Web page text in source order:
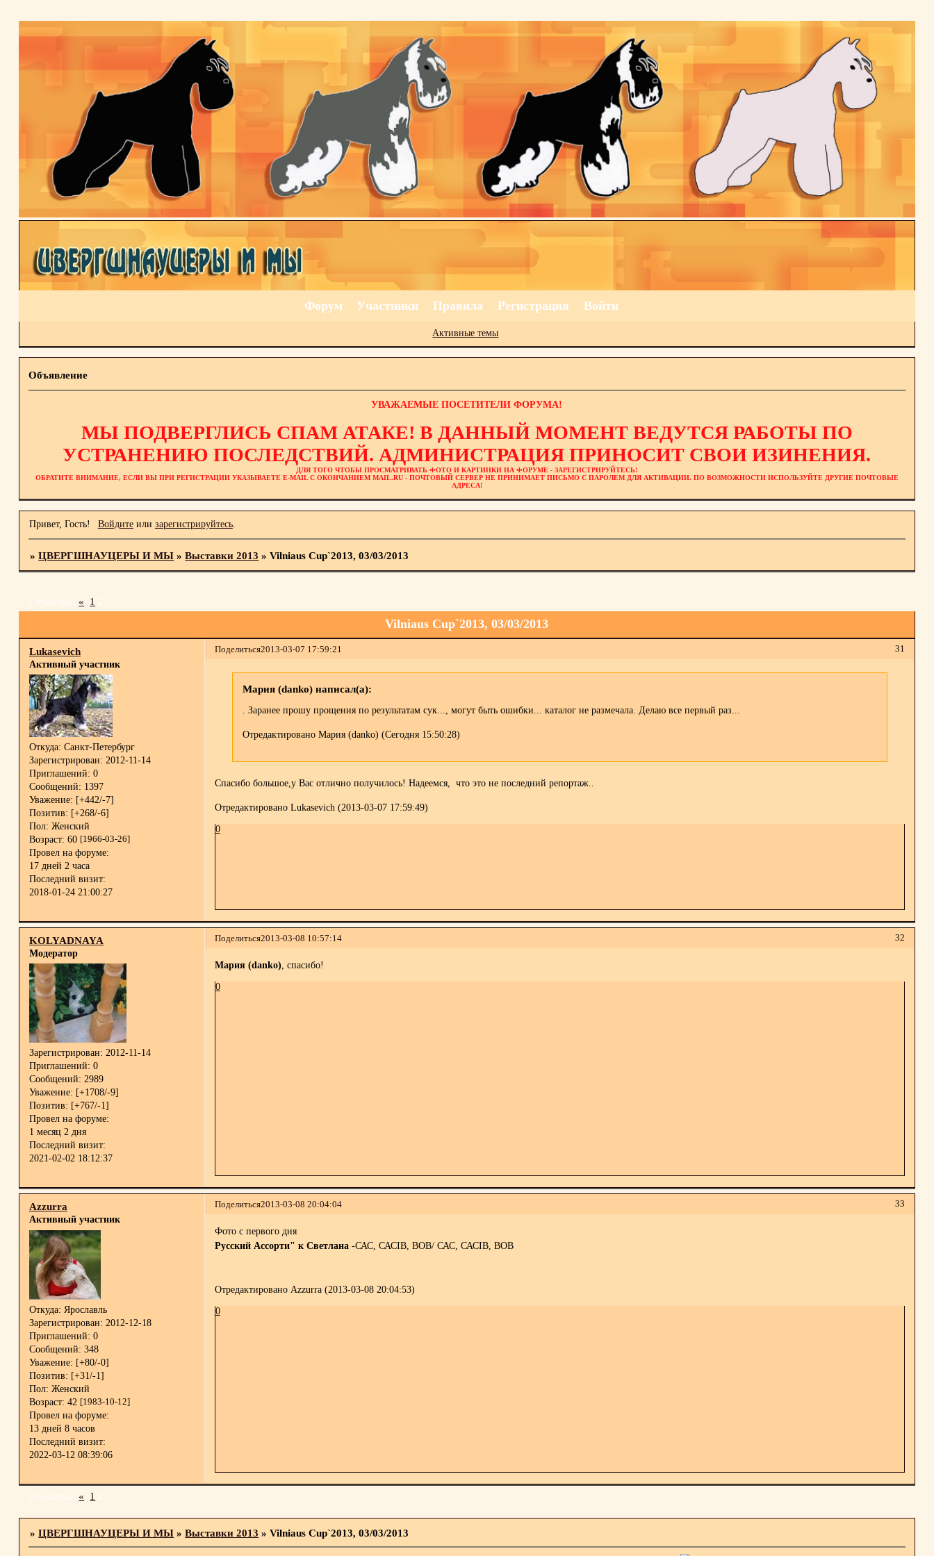
Форум Участники Правила Регистрация Войти
Активные темы
Объявление
УВАЖАЕМЫЕ ПОСЕТИТЕЛИ ФОРУМА!
МЫ ПОДВЕРГЛИСЬ СПАМ АТАКЕ! В ДАННЫЙ МОМЕНТ ВЕДУТСЯ РАБОТЫ ПО
УСТРАНЕНИЮ ПОСЛЕДСТВИЙ. АДМИНИСТРАЦИЯ ПРИНОСИТ СВОИ ИЗИНЕНИЯ.
ДЛЯ ТОГО ЧТОБЫ ПРОСМАТРИВАТЬ ФОТО И КАРТИНКИ НА ФОРУМЕ - ЗАРЕГИСТРИРУЙТЕСЬ!
ОБРАТИТЕ ВНИМАНИЕ, ЕСЛИ ВЫ ПРИ РЕГИСТРАЦИИ УКАЗЫВАЕТЕ E-MAIL С ОКОНЧАНИЕМ MAIL.RU - ПОЧТОВЫЙ СЕРВЕР НЕ ПРИНИМАЕТ ПИСЬМО С ПАРОЛЕМ ДЛЯ АКТИВАЦИИ. ПО ВОЗМОЖНОСТИ ИСПОЛЬЗУЙТЕ ДРУГИЕ ПОЧТОВЫЕ
АДРЕСА!
Привет, Гость! Войдитеили зарегистрируйтесь.
»ЦВЕРГШНАУЦЕРЫ И МЫ »Выставки 2013 »Vilniaus Cup`2013, 03/03/2013
Vilniaus Cup`2013, 03/03/2013
Страница: « 1 2
Поделиться 31
2013-03-07 17:59:21
Lukasevich
Активный участник
Откуда: Санкт-Петербург
Зарегистрирован: 2012-11-14
Приглашений: 0
Сообщений: 1397
Уважение: [+442/-7]
Позитив: [+268/-6]
Пол: Женский
Возраст: 60 [1966-03-26]
Провел на форуме:
17 дней 2 часа
Последний визит:
2018-01-24 21:00:27
Мария (danko) написал(а):
. Заранее прошу прощения по результатам сук..., могут быть ошибки... каталог не размечала. Делаю все первый раз...
Отредактировано Мария (danko) (Сегодня 15:50:28)
Спасибо большое,у Вас отлично получилось! Надеемся, что это не последний репортаж..
Отредактировано Lukasevich (2013-03-07 17:59:49)
0
Поделиться 32
2013-03-08 10:57:14
KOLYADNAYA
Модератор
Зарегистрирован: 2012-11-14
Приглашений: 0
Сообщений: 2989
Уважение: [+1708/-9]
Позитив: [+767/-1]
Провел на форуме:
1 месяц 2 дня
Последний визит:
2021-02-02 18:12:37
Мария (danko) , спасибо!
0
Поделиться 33
2013-03-08 20:04:04
Azzurra
Активный участник
Откуда: Ярославль
Зарегистрирован: 2012-12-18
Приглашений: 0
Сообщений: 348
Уважение: [+80/-0]
Позитив: [+31/-1]
Пол: Женский
Возраст: 42 [1983-10-12]
Провел на форуме:
13 дней 8 часов
Последний визит:
2022-03-12 08:39:06
Фото с первого дня
Русский Ассорти" к Светлана-САС, САСIB, BOB/ САС, САСIB, BOB
Отредактировано Azzurra (2013-03-08 20:04:53)
0
Страница: « 1 2
»ЦВЕРГШНАУЦЕРЫ И МЫ »Выставки 2013 »Vilniaus Cup`2013, 03/03/2013